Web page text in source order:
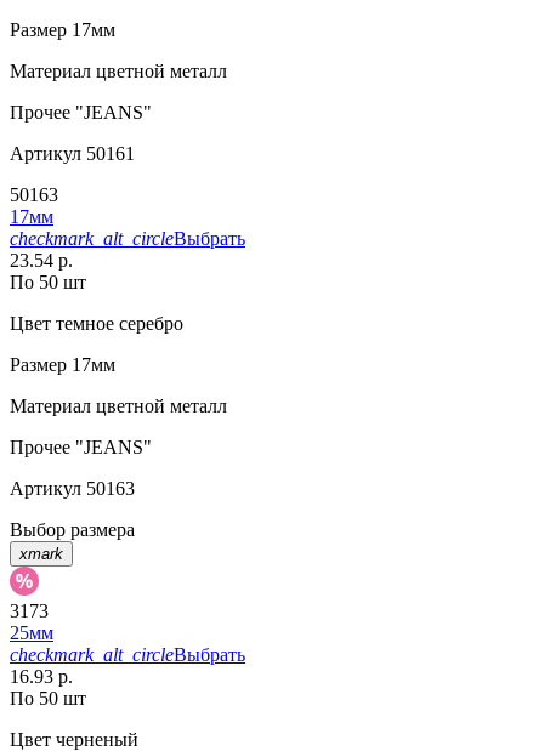
Размер 17мм
Материал цветной металл
Прочее "JEANS"
Артикул 50161
50163
17мм
checkmark_alt_circleВыбрать
23.54 р.
По 50 шт
Цвет темное серебро
Размер 17мм
Материал цветной металл
Прочее "JEANS"
Артикул 50163
Выбор размера
xmark
3173
25мм
checkmark_alt_circleВыбрать
16.93 р.
По 50 шт
Цвет черненый